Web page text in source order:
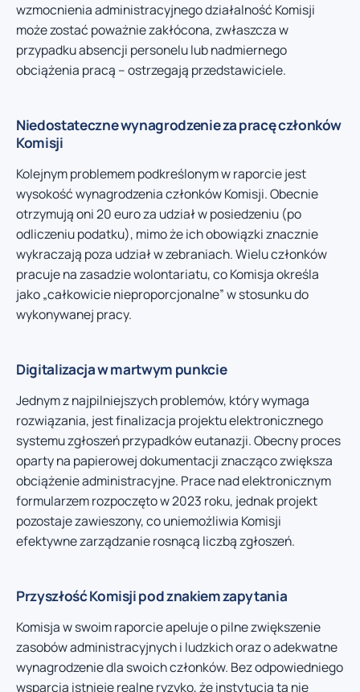
wzmocnienia administracyjnego działalność Komisji
może zostać poważnie zakłócona, zwłaszcza w
przypadku absencji personelu lub nadmiernego
obciążenia pracą – ostrzegają przedstawiciele.
Niedostateczne wynagrodzenie za pracę członków
Komisji
Kolejnym problemem podkreślonym w raporcie jest
wysokość wynagrodzenia członków Komisji. Obecnie
otrzymują oni 20 euro za udział w posiedzeniu (po
odliczeniu podatku), mimo że ich obowiązki znacznie
wykraczają poza udział w zebraniach. Wielu członków
pracuje na zasadzie wolontariatu, co Komisja określa
jako „całkowicie nieproporcjonalne” w stosunku do
wykonywanej pracy.
Digitalizacja w martwym punkcie
Jednym z najpilniejszych problemów, który wymaga
rozwiązania, jest finalizacja projektu elektronicznego
systemu zgłoszeń przypadków eutanazji. Obecny proces
oparty na papierowej dokumentacji znacząco zwiększa
obciążenie administracyjne. Prace nad elektronicznym
formularzem rozpoczęto w 2023 roku, jednak projekt
pozostaje zawieszony, co uniemożliwia Komisji
efektywne zarządzanie rosnącą liczbą zgłoszeń.
Przyszłość Komisji pod znakiem zapytania
Komisja w swoim raporcie apeluje o pilne zwiększenie
zasobów administracyjnych i ludzkich oraz o adekwatne
wynagrodzenie dla swoich członków. Bez odpowiedniego
wsparcia istnieje realne ryzyko, że instytucja ta nie